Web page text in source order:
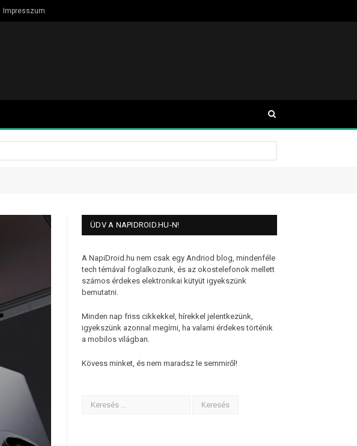
Impresszum
ÜDV A NAPIDROID.HU-N!
A NapiDroid.hu nem csak egy Andriod blog, mindenféle
tech témával foglalkozunk, és az okostelefonok mellett
számos érdekes elektronikai kütyüt igyekszünk
bemutatni.
Minden nap friss cikkekkel, hírekkel jelentkezünk,
igyekszünk azonnal megírni, ha valami érdekes történik
a mobilos világban.
Kövess minket, és nem maradsz le semmiről!